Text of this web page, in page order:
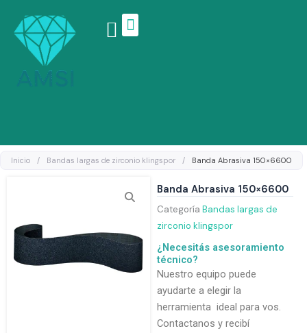
contenido
Inicio / Bandas largas de zirconio klingspor / Banda Abrasiva 150×6600
Banda Abrasiva 150×6600
Categoría Bandas largas de
zirconio klingspor
¿Necesitás asesoramiento
técnico?
Nuestro equipo puede
ayudarte a elegir la
herramienta ideal para vos.
Contactanos y recibí